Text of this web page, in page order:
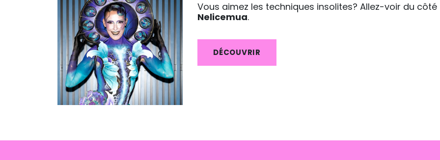
Vous aimez les techniques insolites? Allez-voir du côté
Nelicemua.
DÉCOUVRIR